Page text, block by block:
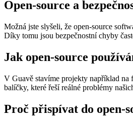
Open-source a
Možná jste slyšeli, že open-source
Díky tomu jsou bezpečnostní chyby
Jak open-source
V Guavě stavíme projekty například na
balíčky, které řeší reálné problémy
Proč přispívat do open-